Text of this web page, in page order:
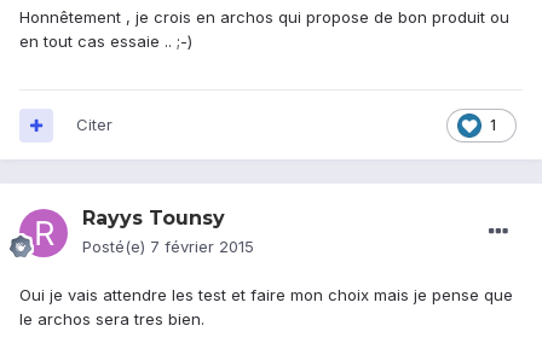
Honnêtement , je crois en archos qui propose de bon produit ou
en tout cas essaie .. ;-)
1
Citer
Rayys Tounsy
Posté(e) 7 février 2015
Oui je vais attendre les test et faire mon choix mais je pense que
le archos sera tres bien.